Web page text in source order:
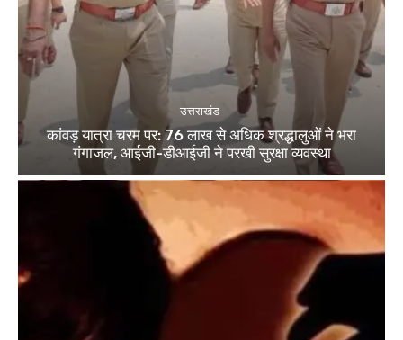
उत्तराखंड
कांवड़ यात्रा चरम पर: 76 लाख से अधिक श्रद्धालुओं ने भरा
गंगाजल, आईजी-डीआईजी ने परखी सुरक्षा व्यवस्था